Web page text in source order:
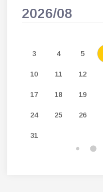
2026/08
3 4 5
10 11 12
17 18 19
24 25 26
31